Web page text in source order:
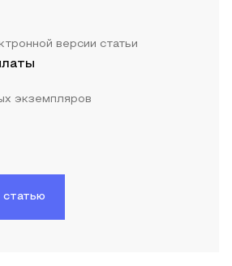
версии статьи
экземпляров
статью